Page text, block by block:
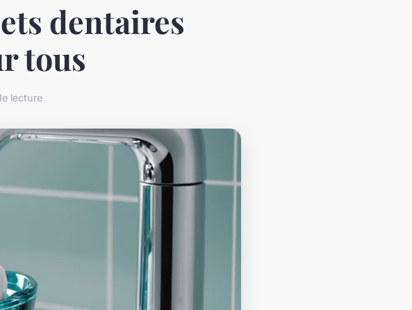
dentaires
tous
lecture